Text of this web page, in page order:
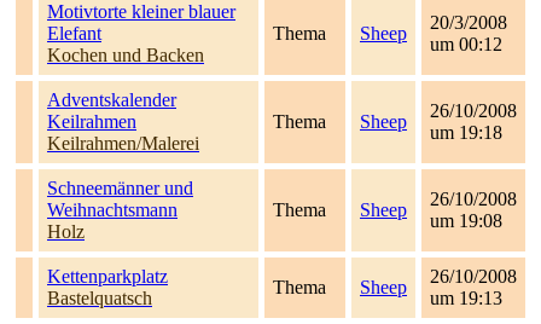
Motivtorte kleiner blauer
Elefant
Kochen und Backen
Thema Sheep
20/3/2008
um 00:12
Adventskalender
Keilrahmen
Keilrahmen/Malerei
Thema Sheep
26/10/2008
um 19:18
Schneemänner und
Weihnachtsmann
Holz
Thema Sheep
26/10/2008
um 19:08
Kettenparkplatz
Bastelquatsch
Thema Sheep
26/10/2008
um 19:13